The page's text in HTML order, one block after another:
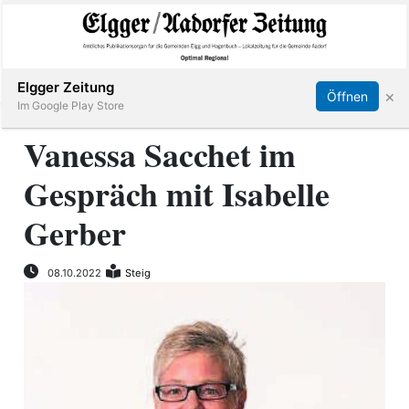
Elgg
Aadorf
Hagenbuch
Abonnieren Online Anmelden Anmelden
Vanessa Sacchet im
Gespräch mit Isabelle
Gerber
08.10.2022 Steig
Elgger Zeitung
Im Google Play Store
Öffnen ×